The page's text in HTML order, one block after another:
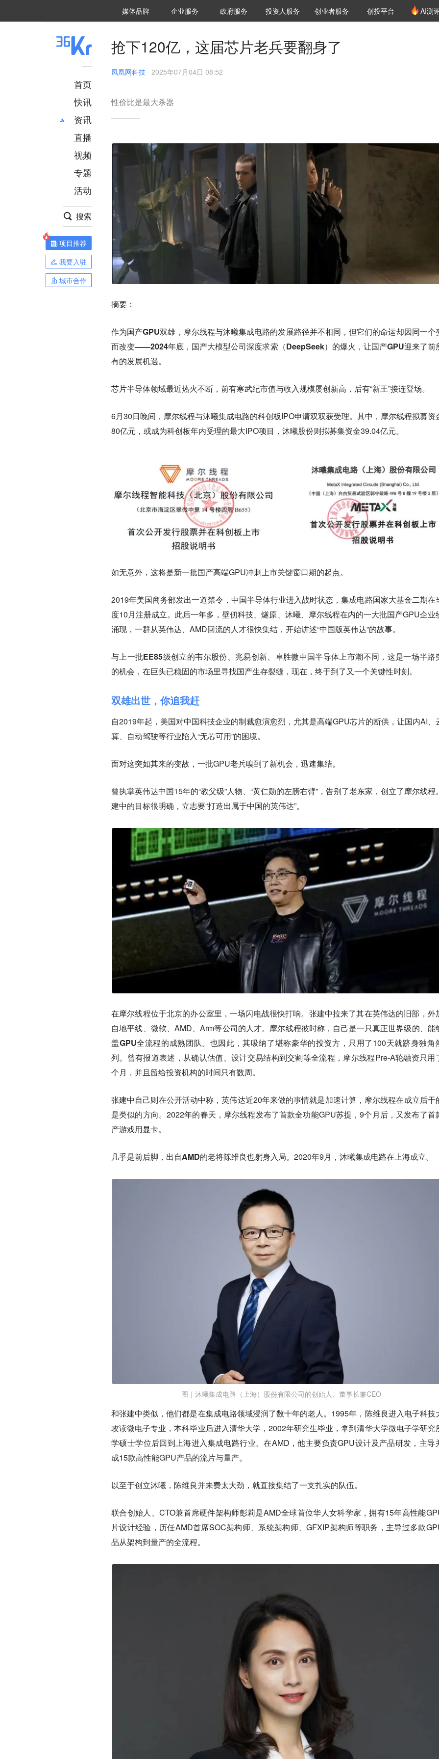
媒体品牌 36Kr研究院
企业服务 城市之窗
政府服务 VClub投资机构库
投资机构职位推介
投资人服务 创投氪堂
创业者服务 创投平台 AI测
首页
快讯
资讯
推荐
财经
项目推荐
安徽
直播
视频
专题
活动
搜索
项目推荐
我要入驻
城市合作
抢下120亿，这届芯片老兵要翻身了
凤凰网科技 · 2025年07月04日 08:52
性价比是最大杀器
摘要：
作为国产GPU双雄，摩尔线程与沐曦集成电路的发展路径并不相同，但它们的命运却因同一个
而改变——2024年底，国产大模型公司深度求索（DeepSeek）的爆火，让国产GPU迎来了前
有的发展机遇。
芯片半导体领域最近热火不断，前有寒武纪市值与收入规模屡创新高，后有“新王”接连登场。
6月30日晚间，摩尔线程与沐曦集成电路的科创板IPO申请双双获受理。其中，摩尔线程拟募资
80亿元，或成为科创板年内受理的最大IPO项目，沐曦股份则拟募集资金39.04亿元。
如无意外，这将是新一批国产高端GPU冲刺上市关键窗口期的起点。
2019年美国商务部发出一道禁令，中国半导体行业进入战时状态，集成电路国家大基金二期在
度10月注册成立。此后一年多，壁仞科技、燧原、沐曦、摩尔线程在内的一大批国产GPU企业
涌现，一群从英伟达、AMD回流的人才很快集结，开始讲述“中国版英伟达”的故事。
与上一批EE85级创立的韦尔股份、兆易创新、卓胜微中国半导体上市潮不同，这是一场半路
的机会， 在巨头已稳固的市场里寻找国产生存裂缝，现在，终于到了又一个关键性时刻。
双雄出世，你追我赶
自2019年起，美国对中国科技企业的制裁愈演愈烈，尤其是高端GPU芯片的断供，让国内AI、
算、自动驾驶等行业陷入“无芯可用”的困境。
面对这突如其来的变故，一批GPU老兵嗅到了新机会，迅速集结。
曾执掌英伟达中国15年的“教父级”人物、“黄仁勋的左膀右臂”，告别了老东家，创立了摩尔线程
建中的目标很明确，立志要“打造出属于中国的英伟达”。
在摩尔线程位于北京的办公室里，一场闪电战很快打响。张建中拉来了其在英伟达的旧部，外
自地平线、微软、AMD、Arm等公司的人才。摩尔线程彼时称， 自己是一只真正世界级的、能
盖GPU全流程的成熟团队。 也因此，其吸纳了堪称豪华的投资方，只用了100天就跻身独角
列。曾有报道表述，从确认估值、设计交易结构到交割等全流程，摩尔线程Pre-A轮融资只用
个月，并且留给投资机构的时间只有数周。
张建中自己则在公开活动中称，英伟达近20年来做的事情就是加速计算，摩尔线程在成立后干
是类似的方向。2022年的春天，摩尔线程发布了首款全功能GPU苏提，9个月后，又发布了首
产游戏用显卡。
几乎是前后脚，出自AMD的老将陈维良也躬身入局。 2020年9月，沐曦集成电路在上海成立。
图｜沐曦集成电路（上海）股份有限公司的创始人、董事长兼CEO
和张建中类似，他们都是在集成电路领域浸润了数十年的老人。1995年，陈维良进入电子科技
攻读微电子专业，本科毕业后进入清华大学，2002年研究生毕业，拿到清华大学微电子学研究
学硕士学位后回到上海进入集成电路行业。在AMD，他主要负责GPU设计及产品研发，主导
成15款高性能GPU产品的流片与量产。
以至于创立沐曦，陈维良并未费太大劲，就直接集结了一支扎实的队伍。
联合创始人、CTO兼首席硬件架构师彭莉是AMD全球首位华人女科学家，拥有15年高性能
片设计经验，历任AMD首席SOC架构师、系统架构师、GFXIP架构师等职务，主导过多款
品从架构到量产的全流程。